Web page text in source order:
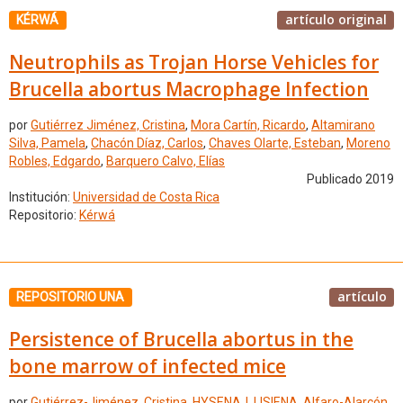
KÉRWÁ artículo original
Neutrophils as Trojan Horse Vehicles for
Brucella abortus Macrophage Infection
porGutiérrez Jiménez, Cristina, Mora Cartín, Ricardo, Altamirano
Silva, Pamela, Chacón Díaz, Carlos, Chaves Olarte, Esteban, Moreno
Robles, Edgardo, Barquero Calvo, Elías
Publicado 2019
Institución: Universidad de Costa Rica
Repositorio: Kérwá
REPOSITORIO UNA artículo
Persistence of Brucella abortus in the
bone marrow of infected mice